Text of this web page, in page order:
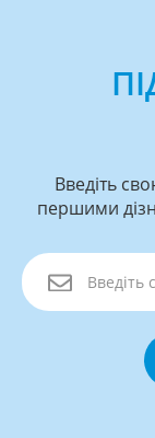
Введіть
першими